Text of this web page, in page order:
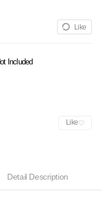
Like
Included
Like
Detail Description